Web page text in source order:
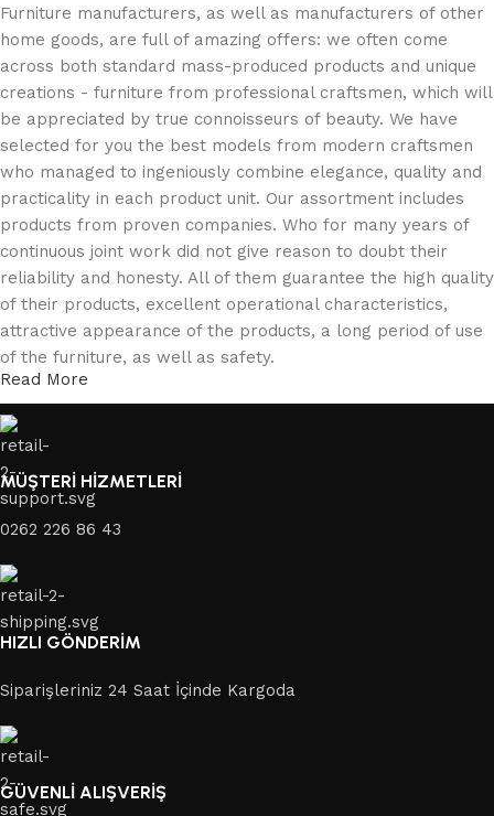
Furniture manufacturers, as well as manufacturers of other
home goods, are full of amazing offers: we often come
across both standard mass-produced products and unique
creations - furniture from professional craftsmen, which will
be appreciated by true connoisseurs of beauty. We have
selected for you the best models from modern craftsmen
who managed to ingeniously combine elegance, quality and
practicality in each product unit. Our assortment includes
products from proven companies. Who for many years of
continuous joint work did not give reason to doubt their
reliability and honesty. All of them guarantee the high quality
of their products, excellent operational characteristics,
attractive appearance of the products, a long period of use
of the furniture, as well as safety.
Read More
MÜŞTERİ HİZMETLERİ
0262 226 86 43
HIZLI GÖNDERİM
Siparişleriniz 24 Saat İçinde Kargoda
GÜVENLİ ALIŞVERİŞ